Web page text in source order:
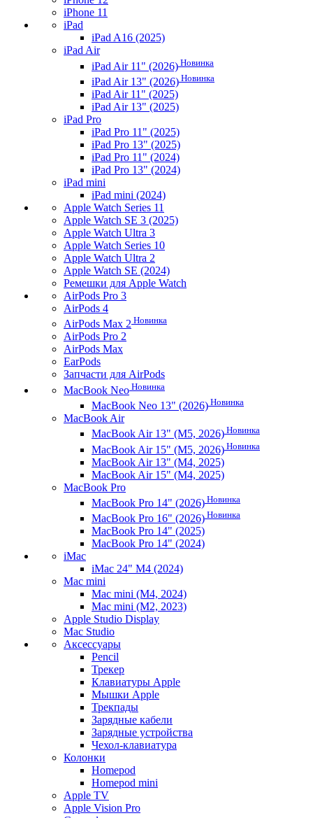
iPhone 11
iPad
iPad A16 (2025)
iPad Air
iPad Air 11" (2026) Новинка
iPad Air 13" (2026) Новинка
iPad Air 11" (2025)
iPad Air 13" (2025)
iPad Pro
iPad Pro 11" (2025)
iPad Pro 13" (2025)
iPad Pro 11" (2024)
iPad Pro 13" (2024)
iPad mini
iPad mini (2024)
Apple Watch Series 11
Apple Watch SE 3 (2025)
Apple Watch Ultra 3
Apple Watch Series 10
Apple Watch Ultra 2
Apple Watch SE (2024)
Ремешки для Apple Watch
AirPods Pro 3
AirPods 4
AirPods Max 2 Новинка
AirPods Pro 2
AirPods Max
EarPods
Запчасти для AirPods
MacBook Neo Новинка
MacBook Neo 13" (2026) Новинка
MacBook Air
MacBook Air 13" (M5, 2026) Новинка
MacBook Air 15" (M5, 2026) Новинка
MacBook Air 13" (M4, 2025)
MacBook Air 15" (M4, 2025)
MacBook Pro
MacBook Pro 14" (2026) Новинка
MacBook Pro 16" (2026) Новинка
MacBook Pro 14" (2025)
MacBook Pro 14" (2024)
iMac
iMac 24" M4 (2024)
Mac mini
Mac mini (M4, 2024)
Mac mini (M2, 2023)
Apple Studio Display
Mac Studio
Аксессуары
Pencil
Трекер
Клавиатуры Apple
Мышки Apple
Трекпады
Зарядные кабели
Зарядные устройства
Чехол-клавиатура
Колонки
Homepod
Homepod mini
Apple TV
Apple Vision Pro